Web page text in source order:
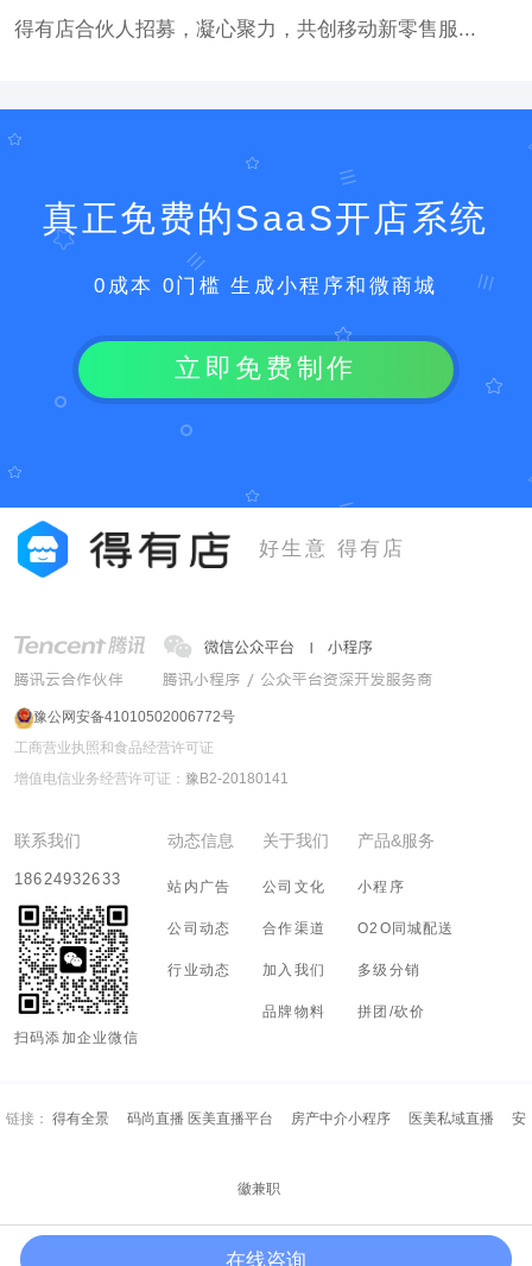
得有店合伙人招募，凝心聚力，共创移动新零售服...
真正免费的SaaS开店系统
0成本 0门槛 生成小程序和微商城
立即免费制作
好生意 得有店
豫公网安备41010502006772号
工商营业执照和食品经营许可证
增值电信业务经营许可证： 豫B2-20180141
联系我们
18624932633
扫码添加企业微信
动态信息
站内广告
公司动态
行业动态
关于我们
公司文化
合作渠道
加入我们
品牌物料
产品&服务
小程序
O2O同城配送
多级分销
拼团/砍价
链接： 得有全景 码尚直播 医美直播平台 房产中介小程序 医美私域直播 安
徽兼职
Copyright (c) 2018-2028 河南有态度信息科技有限公司 All Rights Resreved.
在线咨询